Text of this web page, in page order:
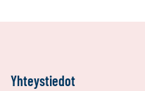
Yhteystiedot